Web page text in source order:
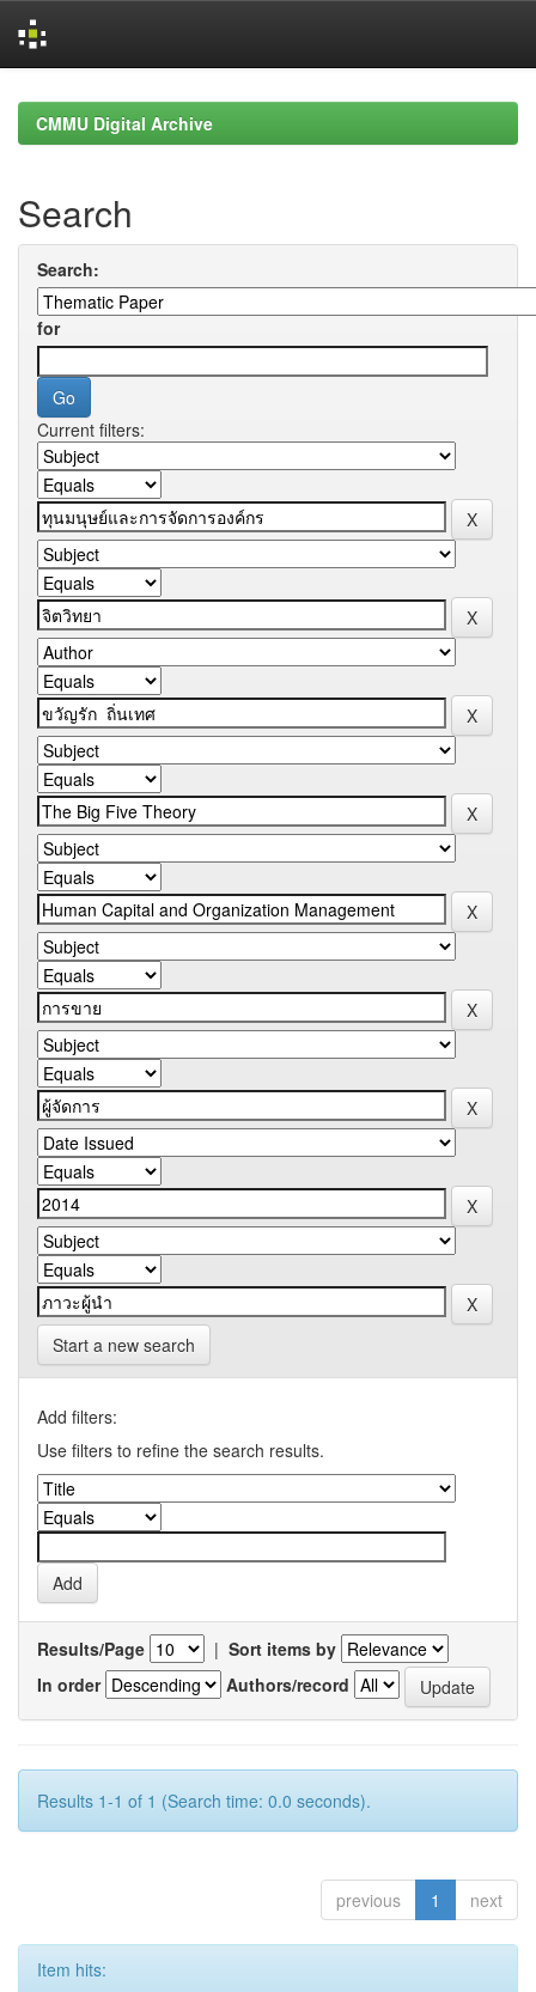
navigationCMMU Digital Archive
Search
Search:
for
Current filters:
Start a new search
Add filters:
Use filters to refine the search results.
Results/Page | Sort items by
In order
Authors/record
Results 1-1 of 1 (Search time: 0.0 seconds).
previous 1 next
Item hits: